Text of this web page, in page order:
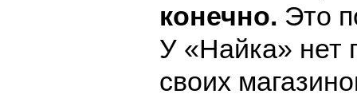
конечно. Это
У «Найка» нет
своих